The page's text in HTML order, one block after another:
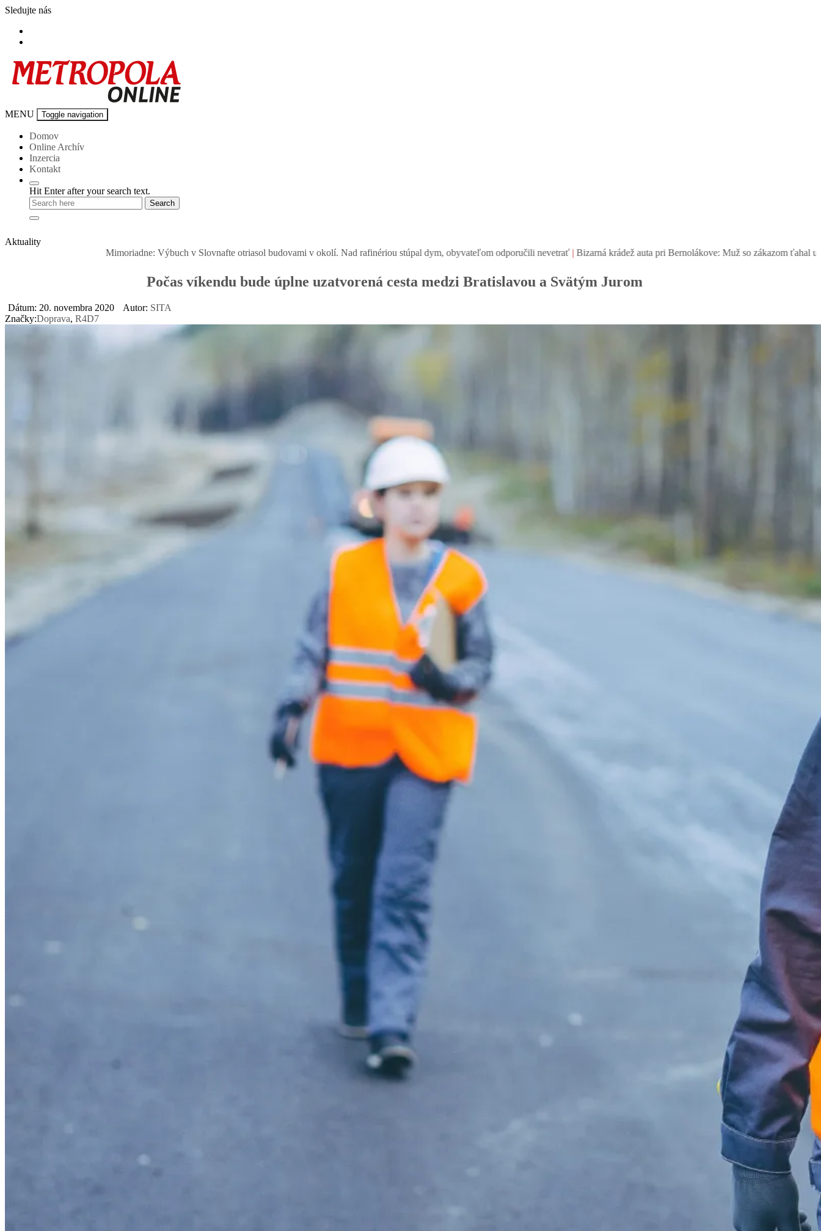
Skip
content
Sledujte nás
Metropola-
MENU Toggle navigation
Domov
Online Archív
Inzercia
Kontakt
Hit Enter after your search text.
Aktuality
Mimoriadne: Výbuch v Slovnafte otriasol budovami v okolí. Nad rafinériou stúpal dym, obyvateľom odporučili nevetrať| Bizarná krádež auta pri Bernolákove: Muž so zákazom ťahal ukradnutý Seat,
Počas víkendu bude úplne uzatvorená cesta medzi Bratislavou a Svätým Jurom
Dátum: 20. novembra 2020 Autor: SITA
Značky:Doprava, R4D7